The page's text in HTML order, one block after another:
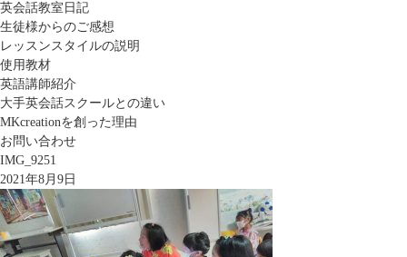
英会話教室日記
生徒様からのご感想
レッスンスタイルの説明
使用教材
英語講師紹介
大手英会話スクールとの違い
MKcreationを創った理由
お問い合わせ
IMG_9251
2021年8月9日